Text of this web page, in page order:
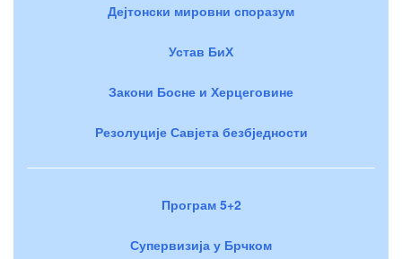
Дејтонски мировни споразум
Устав БиХ
Закони Босне и Херцеговине
Резолуције Савјета безбједности
Програм 5+2
Супервизија у Брчком